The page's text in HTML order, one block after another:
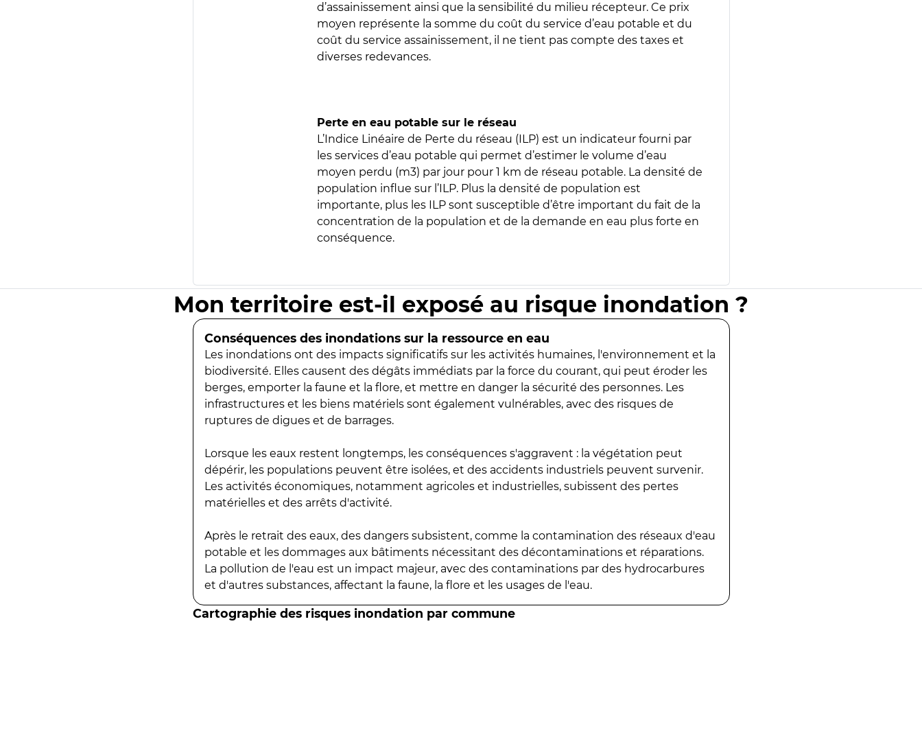
d’assainissement ainsi que la sensibilité du milieu récepteur. Ce prix
moyen représente la somme du coût du service d’eau potable et du
coût du service assainissement, il ne tient pas compte des taxes et
diverses redevances.
Perte en eau potable sur le réseau
L’Indice Linéaire de Perte du réseau (ILP) est un indicateur fourni par
les services d’eau potable qui permet d’estimer le volume d’eau
moyen perdu (m3) par jour pour 1 km de réseau potable. La densité de
population influe sur l’ILP. Plus la densité de population est
importante, plus les ILP sont susceptible d’être important du fait de la
concentration de la population et de la demande en eau plus forte en
conséquence.
Mon territoire est-il exposé au risque inondation ?
Conséquences des inondations sur la ressource en eau
Les inondations ont des impacts significatifs sur les activités humaines, l'environnement et la
biodiversité. Elles causent des dégâts immédiats par la force du courant, qui peut éroder les
berges, emporter la faune et la flore, et mettre en danger la sécurité des personnes. Les
infrastructures et les biens matériels sont également vulnérables, avec des risques de
ruptures de digues et de barrages.
Lorsque les eaux restent longtemps, les conséquences s'aggravent : la végétation peut
dépérir, les populations peuvent être isolées, et des accidents industriels peuvent survenir.
Les activités économiques, notamment agricoles et industrielles, subissent des pertes
matérielles et des arrêts d'activité.
Après le retrait des eaux, des dangers subsistent, comme la contamination des réseaux d'eau
potable et les dommages aux bâtiments nécessitant des décontaminations et réparations.
La pollution de l'eau est un impact majeur, avec des contaminations par des hydrocarbures
et d'autres substances, affectant la faune, la flore et les usages de l'eau.
Cartographie des risques inondation par commune